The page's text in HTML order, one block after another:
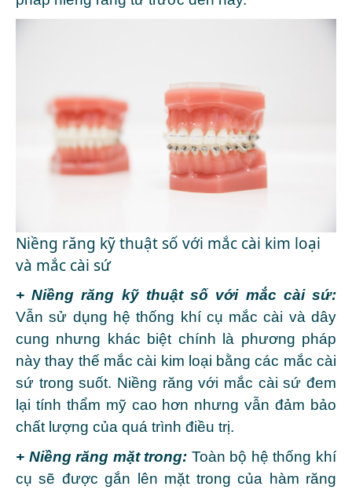
Niềng răng kỹ thuật số với mắc cài kim loại
và mắc cài sứ
+ Niềng răng kỹ thuật số với mắc cài sứ:
Vẫn sử dụng hệ thống khí cụ mắc cài và dây
cung nhưng khác biệt chính là phương pháp
này thay thế mắc cài kim loại bằng các mắc cài
sứ trong suốt. Niềng răng với mắc cài sứ đem
lại tính thẩm mỹ cao hơn nhưng vẫn đảm bảo
chất lượng của quá trình điều trị.
+ Niềng răng mặt trong: Toàn bộ hệ thống khí
cụ sẽ được gắn lên mặt trong của hàm răng